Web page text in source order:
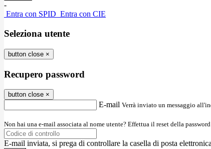
-
Entra con SPID Entra con CIE
Seleziona utente
button close ×
Recupero password
button close ×
E-mail Verrà inviato un messaggio
Non hai una e-mail associata al nome utente? Effettua il reset della
E-mail inviata, si prega di controllare la casella di posta